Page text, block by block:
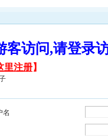
客访问,请登
里注册】
名